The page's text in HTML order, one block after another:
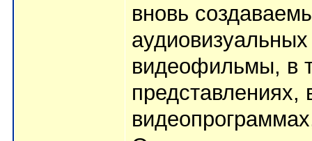
вновь
видеофильмы, в
представлениях,